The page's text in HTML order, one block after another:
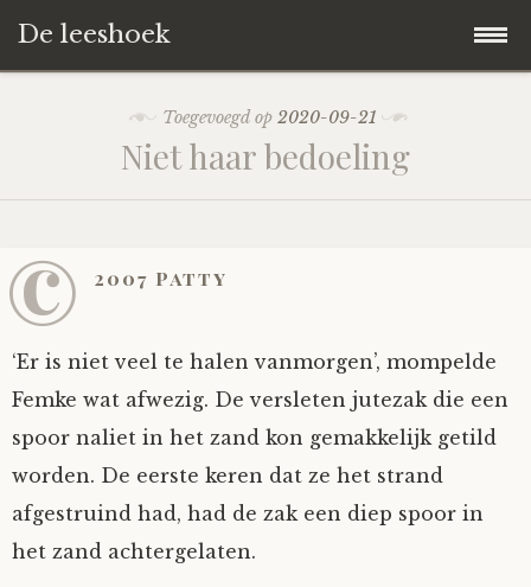
De leeshoek
De Leeshoek
Wie zijn we?
Het Biechthokje
Nieuw op de site
Woordenboek
De hele kast
Adventskalenders
Alternatieve straffen
Instrumenten
Op ontdekkingsreis
HD-Archief
Het hele archief
Hoe geef je?
Hoe krijg je?
Instrumenten
Verhalen
Alle verhalen
Verhalen van De Leeshoek
Verhalen van de HD-site
Polls
Averechts
Toegevoegd op 2020-09-21
Niet haar bedoeling
© 2007 Patty
‘Er is niet veel te halen vanmorgen’, mompelde
Femke wat afwezig. De versleten jutezak die een
spoor naliet in het zand kon gemakkelijk getild
worden. De eerste keren dat ze het strand
afgestruind had, had de zak een diep spoor in
het zand achtergelaten.